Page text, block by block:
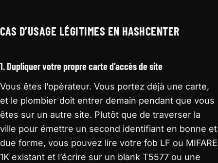
CAS D’USAGE LÉGITIMES EN HASHCENTER
1. Dupliquer votre propre carte d’accès de site
Vous êtes l’opérateur. Vous portez déjà une carte,
et le plombier doit entrer demain pendant que vous
êtes sur un autre site. Plutôt que de traverser la
ville pour émettre un second identifiant en bonne et
due forme, vous pouvez lire votre fob LF ou MIFARE
1K existant et l’écrire sur un blank T5577 ou une